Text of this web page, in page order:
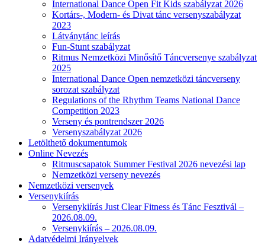
International Dance Open Fit Kids szabályzat 2026
Kortárs-, Modern- és Divat tánc versenyszabályzat
2023
Látványtánc leírás
Fun-Stunt szabályzat
Ritmus Nemzetközi Minősítő Táncversenye szabályzat
2025
International Dance Open nemzetközi táncverseny
sorozat szabályzat
Regulations of the Rhythm Teams National Dance
Competition 2023
Verseny és pontrendszer 2026
Versenyszabályzat 2026
Letölthető dokumentumok
Online Nevezés
Ritmuscsapatok Summer Festival 2026 nevezési lap
Nemzetközi verseny nevezés
Nemzetközi versenyek
Versenykiírás
Versenykiírás Just Clear Fitness és Tánc Fesztivál –
2026.08.09.
Versenykiírás – 2026.08.09.
Adatvédelmi Irányelvek